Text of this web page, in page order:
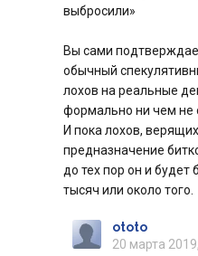
выбросили»
Вы сами
обычный
лохов на реальные
формально ни чем не
И пока лохов,
предназначение
до тех пор он и будет
тысяч или около того.
ototo
20 марта